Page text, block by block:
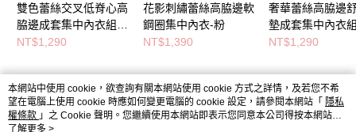
雙色蕾絲交叉低脊心高
脇邊成套集中內衣組-
深藍
NT$1,290
花影刺繡蕾絲高脇邊軟
鋼圈集中內衣-粉
NT$1,390
奢華蕾絲高脇邊
墊成套集中內衣
NT$1,290
熱門標籤
本網站中使用 cookie，欲查詢有關本網站使用 cookie 方式之詳情，及若您不希
望在電腦上使用 cookie 時應如何變更電腦的 cookie 設定，請參閱本網站「 隱私
權條款 」之 Cookie 聲明。您繼續使用本網站即表示您同意本公司得按本網站使
用條款之 Cookie 聲明使用 cookie。
了解更多 >